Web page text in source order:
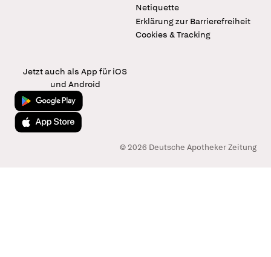
Netiquette
Erklärung zur Barrierefreiheit
Cookies & Tracking
Jetzt auch als App für iOS
und Android
Jetzt bei Google Play
Laden im App Store
© 2026 Deutsche Apotheker Zeitung